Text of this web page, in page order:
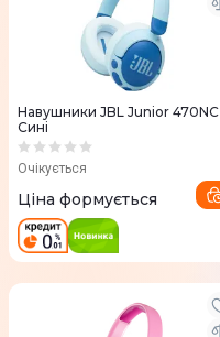
Навушники JBL Junior 470NC
Сині
Очікується
Ціна формується